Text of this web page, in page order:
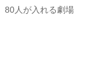
80人が入れる劇場